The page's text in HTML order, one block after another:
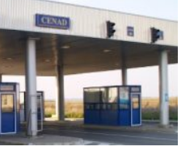
Investigații